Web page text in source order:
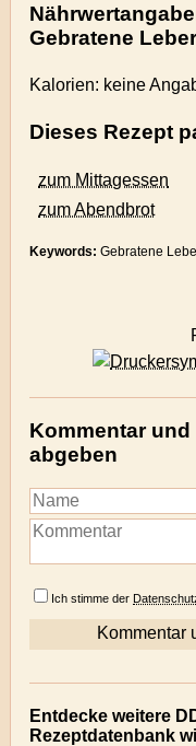
Gebratene
Kalorien: keine
Dieses Rezept
zum Mittagessen
zum Abendbrot
Keywords: Gebratene
Kommentar
abgeben
Ich stimme der
Entdecke weitere
Rezeptdatenbank